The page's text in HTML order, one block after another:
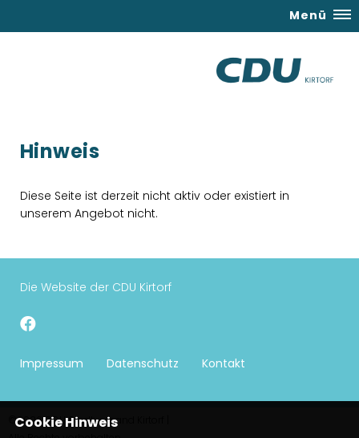
Menü
Hinweis
Diese Seite ist derzeit nicht aktiv oder existiert in
unserem Angebot nicht.
Die Website der CDU Kirtorf
Impressum Datenschutz Kontakt
©2026 CDU Stadtverband Kirtorf |
Cookie Hinweis